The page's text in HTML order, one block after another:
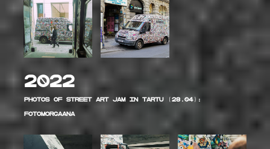
2022
Photos of Street art jam in Tartu (28.04):
Fotomorgaana